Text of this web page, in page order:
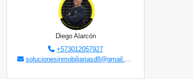
Diego Alarcón
+573012057927
solucionesinmobiliariasd8@gmail.com